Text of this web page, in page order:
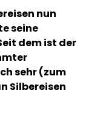
nun
seine
dem ist der
sehr (zum
Silbereisen